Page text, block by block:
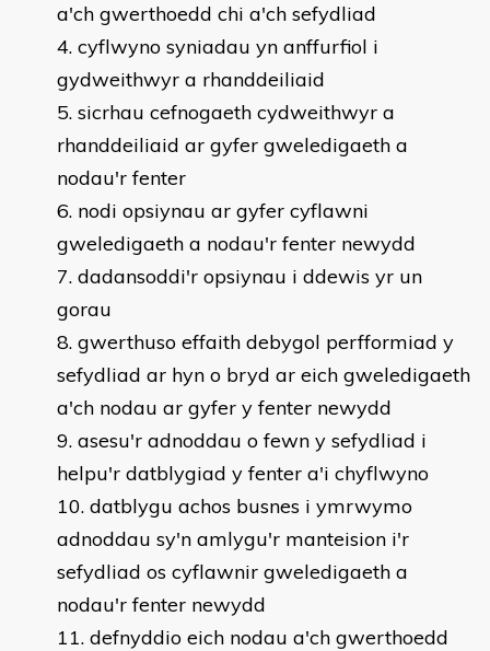
a'ch gwerthoedd chi a'ch sefydliad
cyflwyno syniadau yn anffurfiol i
gydweithwyr a rhanddeiliaid
sicrhau cefnogaeth cydweithwyr a
rhanddeiliaid ar gyfer gweledigaeth a
nodau'r fenter
nodi opsiynau ar gyfer cyflawni
gweledigaeth a nodau'r fenter newydd
dadansoddi'r opsiynau i ddewis yr un
gorau
gwerthuso effaith debygol perfformiad y
sefydliad ar hyn o bryd ar eich gweledigaeth
a'ch nodau ar gyfer y fenter newydd
asesu'r adnoddau o fewn y sefydliad i
helpu'r datblygiad y fenter a'i chyflwyno
datblygu achos busnes i ymrwymo
adnoddau sy'n amlygu'r manteision i'r
sefydliad os cyflawnir gweledigaeth a
nodau'r fenter newydd
defnyddio eich nodau a'ch gwerthoedd